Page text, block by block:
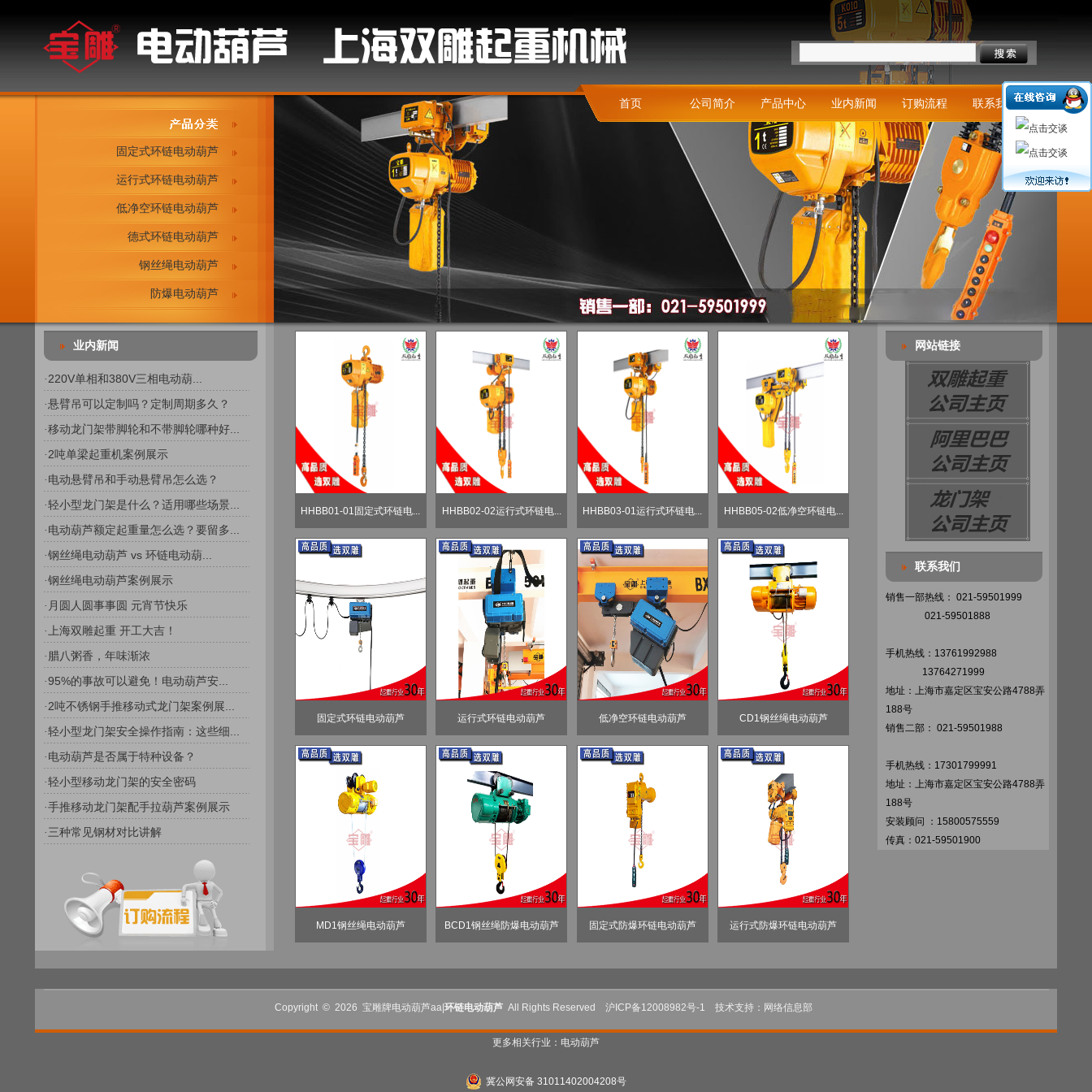
首页 公司简介 产品中心 业内新闻 订购流程 联系我们
固定式环链电动葫芦
运行式环链电动葫芦
低净空环链电动葫芦
德式环链电动葫芦
钢丝绳电动葫芦
防爆电动葫芦
业内新闻
· 220V单相和380V三相电动葫...
·悬臂吊可以定制吗？定制周期多久？
·移动龙门架带脚轮和不带脚轮哪种好...
· 2吨单梁起重机案例展示
· 电动悬臂吊和手动悬臂吊怎么选？
·轻小型龙门架是什么？适用哪些场景...
· 电动葫芦额定起重量怎么选？要留多...
·钢丝绳电动葫芦 vs 环链电动葫...
·钢丝绳电动葫芦案例展示
· 月圆人圆事事圆 元宵节快乐
· 上海双雕起重 开工大吉！
· 腊八粥香，年味渐浓
·95%的事故可以避免！电动葫芦安...
· 2吨不锈钢手推移动式龙门架案例展...
·轻小型龙门架安全操作指南：这些细...
· 电动葫芦是否属于特种设备？
·轻小型移动龙门架的安全密码
·手推移动龙门架配手拉葫芦案例展示
· 三种常见钢材对比讲解
HHBB01-01固定式环链电... HHBB02-02运行式环链电... HHBB03-01运行式环链电... HHBB05-02低净空环链电...
固定式环链电动葫芦 运行式环链电动葫芦 低净空环链电动葫芦 CD1钢丝绳电动葫芦
MD1钢丝绳电动葫芦 BCD1钢丝绳防爆电动葫芦 固定式防爆环链电动葫芦 运行式防爆环链电动葫芦
网站链接
联系我们
销售一部热线： 021-59501999
021-59501888
手机热线：13761992988
13764271999
地址：上海市嘉定区宝安公路4788弄
188号
销售二部： 021-59501988
手机热线：17301799991
地址：上海市嘉定区宝安公路4788弄
188号
安装顾问 ：15800575559
传真：021-59501900
Copyright © 2026 宝雕牌电动葫芦aa| 环链电动葫芦 All Rights Reserved 沪ICP备12008982号-1 技术支持：网络信息部
更多相关行业： 电动葫芦
冀公网安备 31011402004208号